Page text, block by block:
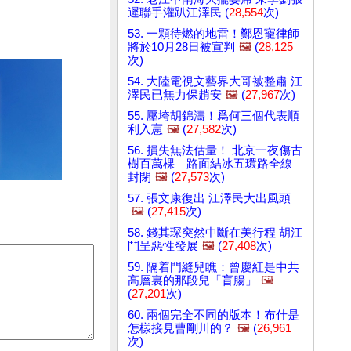
遲聯手灌趴江澤民 (28,554次)
53. 一顆待燃的地雷！鄭恩寵律師
將於10月28日被宣判 🖼️ (28,125
次)
54. 大陸電視文藝界大哥被整肅 江
澤民已無力保趙安 🖼️ (27,967次)
55. 壓垮胡錦濤！爲何三個代表順
利入憲 🖼️ (27,582次)
56. 損失無法估量！ 北京一夜傷古
樹百萬棵 路面結冰五環路全線
封閉 🖼️ (27,573次)
57. 張文康復出 江澤民大出風頭
🖼️ (27,415次)
58. 錢其琛突然中斷在美行程 胡江
鬥呈惡性發展 🖼️ (27,408次)
59. 隔着門縫兒瞧：曾慶紅是中共
高層裏的那段兒「盲腸」
🖼️
(27,201次)
60. 兩個完全不同的版本！布什是
怎樣接見曹剛川的？ 🖼️ (26,961
次)